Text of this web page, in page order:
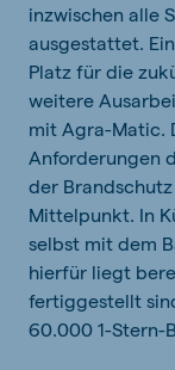
inzwischen alle
ausgestattet.
Platz für die
weitere
mit Agra-Matic.
Anforderungen
der
Mittelpunkt. In
selbst mit dem
hierfür liegt
fertiggestellt
60.000 1-Stern-